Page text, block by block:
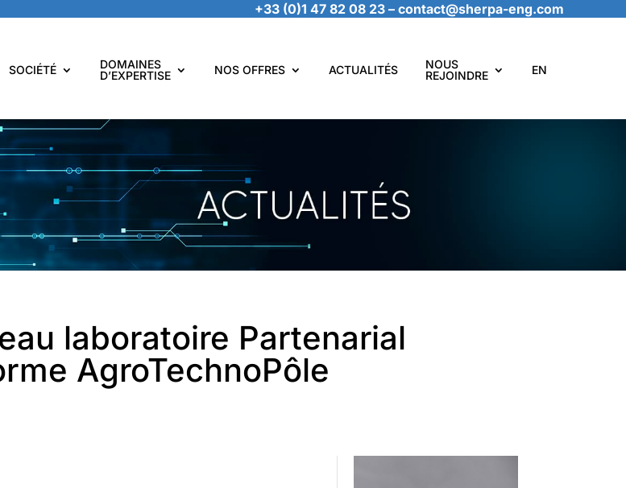
+33 (0)1 47 82 08 23 – contact@sherpa-eng.com
SOCIÉTÉ
DOMAINES
D’EXPERTISE
NOS OFFRES ACTUALITÉS
NOUS
REJOINDRE
EN
laboratoire Partenarial
AgroTechnoPôle